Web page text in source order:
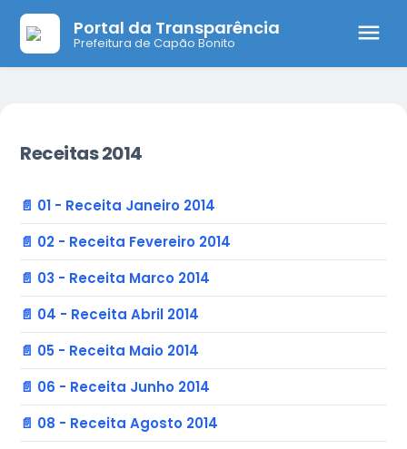
Portal da Transparência
Prefeitura de Capão Bonito
Receitas 2014
📄 01 - Receita Janeiro 2014
📄 02 - Receita Fevereiro 2014
📄 03 - Receita Marco 2014
📄 04 - Receita Abril 2014
📄 05 - Receita Maio 2014
📄 06 - Receita Junho 2014
📄 08 - Receita Agosto 2014